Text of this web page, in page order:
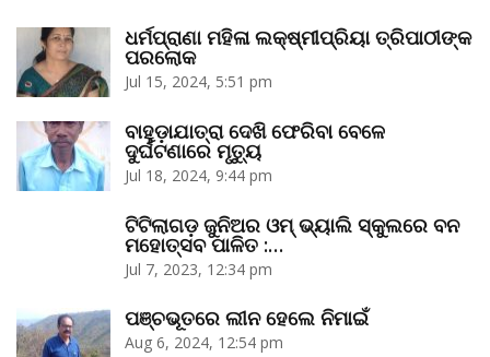
ଧର୍ମପ୍ରାଣା ମହିଳା ଲକ୍ଷ୍ମୀପ୍ରିୟା ତ୍ରିପାଠୀଙ୍କ
ପରଲୋକ
Jul 15, 2024, 5:51 pm
ବାହୁଡ଼ାଯାତ୍ରା ଦେଖି ଫେରିବା ବେଳେ
ଦୁର୍ଘଟଣାରେ ମୃତ୍ୟୁ
Jul 18, 2024, 9:44 pm
ଟିଟିଲାଗଡ଼ ଜୁନିଅର ଓମ୍‌ ଭ୍ୟାଲି ସ୍କୁଲରେ ବନ
ମହୋତ୍ସବ ପାଳିତ :…
Jul 7, 2023, 12:34 pm
ପଞ୍ଚଭୂତରେ ଲୀନ ହେଲେ ନିମାଇଁ
Aug 6, 2024, 12:54 pm